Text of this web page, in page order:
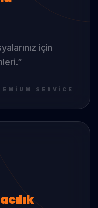
için
”
SERVICE